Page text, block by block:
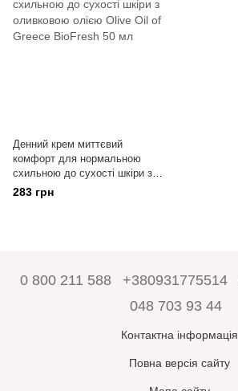
Денний крем миттєвий
комфорт для нормальною
схильною до сухості шкіри з
оливковою олією Olive Oil of
Greece BioFresh 50 мл
283 грн
0 800 211 588 +380931775514
048 703 93 44
Контактна інформація
Повна версія сайту